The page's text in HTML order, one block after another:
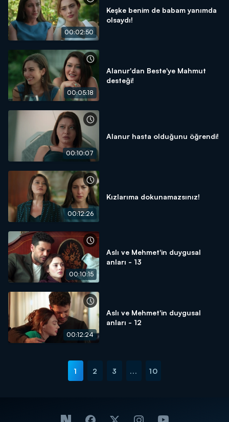
00:02:50
Keşke benim de babam yanımda
olsaydı!
00:05:18
Alanur'dan Beste'ye Mahmut
desteği!
00:10:07
Alanur hasta olduğunu öğrendi!
00:12:26
Kızlarıma dokunamazsınız!
00:10:15
Aslı ve Mehmet'in duygusal
anları - 13
00:12:24
Aslı ve Mehmet'in duygusal
anları - 12
1 2 3 ... 10